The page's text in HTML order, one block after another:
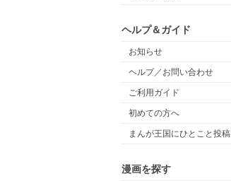
ヘルプ＆ガイド
お知らせ
ヘルプ／お問い合わせ
ご利用ガイド
初めての方へ
まんが王国にひとこと投稿
漫画を探す